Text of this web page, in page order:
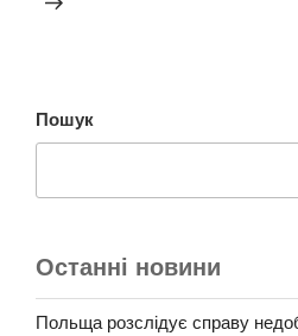
Пошук
Останні новини
Польща розслідує справу